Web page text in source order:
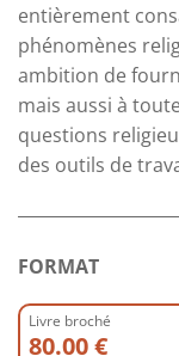
entièrement
phénomènes
ambition de
mais aussi à
questions
des outils de
FORMAT
Livre broché
80.00 €